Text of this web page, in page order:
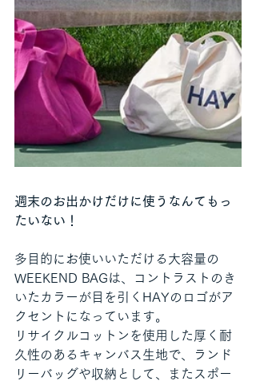
週末のお出かけだけに使うなんてもっ
たいない！
多目的にお使いいただける大容量の
WEEKEND BAGは、コントラストのき
いたカラーが目を引くHAYのロゴがア
クセントになっています。
リサイクルコットンを使用した厚く耐
久性のあるキャンバス生地で、ランド
リーバッグや収納として、またスポー